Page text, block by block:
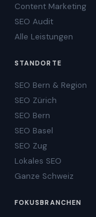
Content Marketing
SEO Audit
Alle Leistungen
STANDORTE
SEO Bern & Region
SEO Zürich
SEO Bern
SEO Basel
SEO Zug
Lokales SEO
Ganze Schweiz
FOKUSBRANCHEN